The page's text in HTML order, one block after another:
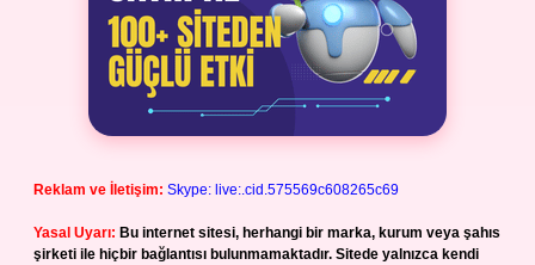
Reklam ve İletişim: Skype: live:.cid.575569c608265c69
Yasal Uyarı: Bu internet sitesi, herhangi bir marka, kurum veya şahıs
şirketi ile hiçbir bağlantısı bulunmamaktadır. Sitede yalnızca kendi